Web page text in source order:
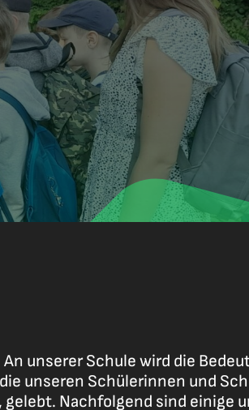
unserer Schule wird die
unseren Schülerinnen und
Nachfolgend sind einige